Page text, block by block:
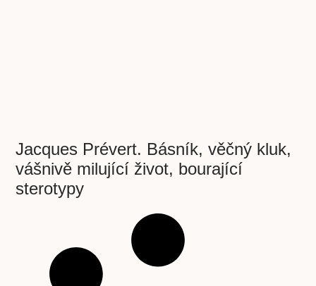
Jacques Prévert. Básník, věčný kluk,
vášnivě milující život, bourající
sterotypy